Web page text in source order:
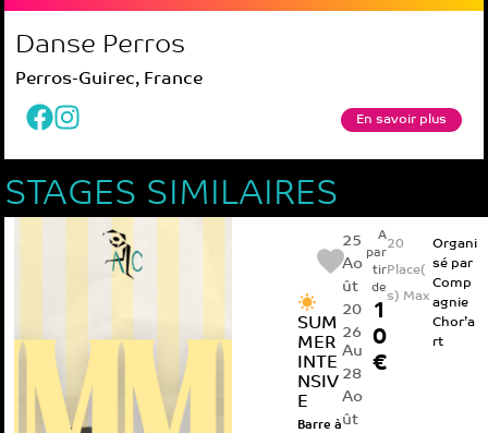
Danse Perros
Perros-Guirec, France
En savoir plus
STAGES SIMILAIRES
SUM
MER
INTE
NSIV
E
Barre à
25
Ao
ût
20
26
Au
28
Ao
ût
A
par
tir
de
1
0
€
20
Place(
s) Max
Organi
sé par
Comp
agnie
Chor’a
rt